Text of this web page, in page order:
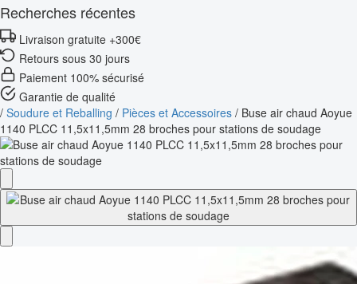
Recherches récentes
Livraison gratuite +300€
Retours sous 30 jours
Paiement 100% sécurisé
Garantie de qualité
/ Soudure et Reballing / Pièces et Accessoires / Buse air chaud Aoyue
1140 PLCC 11,5x11,5mm 28 broches pour stations de soudage